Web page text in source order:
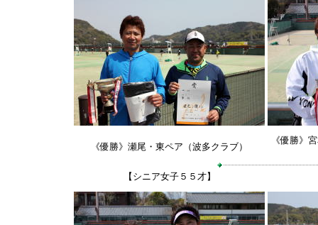
《優勝》瀬尾・東ペア（波多クラブ）
《優勝》
【シニア女子５５才】